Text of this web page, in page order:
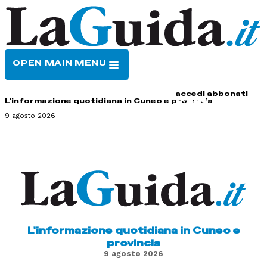
OPEN MAIN MENU
accedi abbonati
L'informazione quotidiana in Cuneo e provincia
9 agosto 2026
L'informazione quotidiana in Cuneo e
provincia
9 agosto 2026